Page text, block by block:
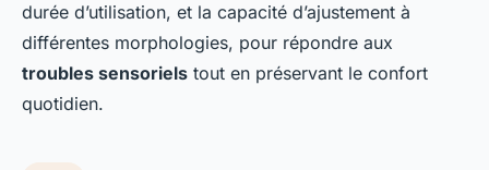
durée d’utilisation, et la capacité d’ajustement à
différentes morphologies, pour répondre aux
troubles sensoriels tout en préservant le confort
quotidien.